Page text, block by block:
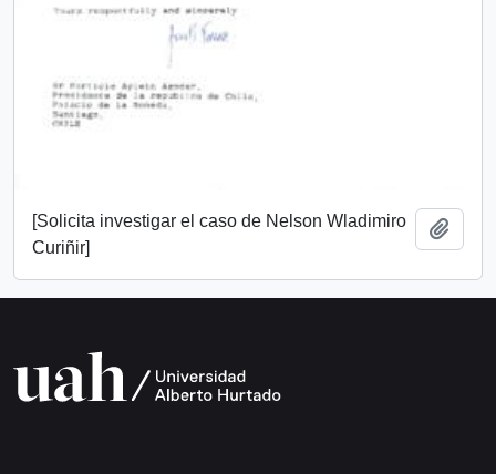
[Solicita investigar el caso de Nelson Wladimiro
Curiñir]